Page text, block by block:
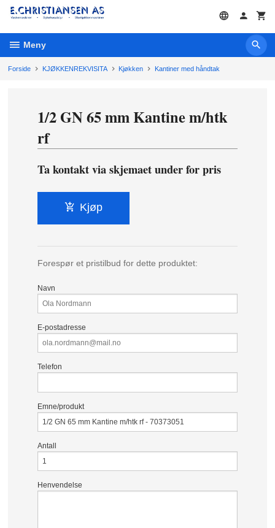
Gå
innholdet
Meny
Forside KJØKKENREKVISITA Kjøkken Kantiner med håndtak
1/2 GN 65 mm Kantine m/htk
rf
Ta kontakt via skjemaet under for pris
Kjøp
Forespør et pristilbud for dette produktet:
Navn
E-postadresse
Telefon
Emne/produkt
Antall
Henvendelse